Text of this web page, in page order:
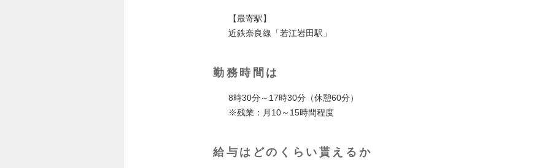
【最寄駅】
近鉄奈良線「若江岩田駅」
勤務時間は
8時30分～17時30分（休憩60分）
※残業：月10～15時間程度
給与はどのくらい貰えるか